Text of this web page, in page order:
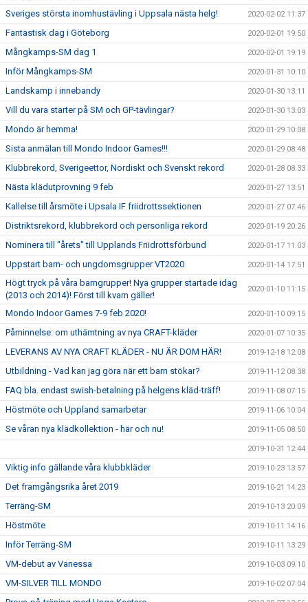
Sveriges största inomhustävling i Uppsala nästa helg! 2020-02-02 11:37
Fantastisk dag i Göteborg 2020-02-01 19:50
Mångkamps-SM dag 1 2020-02-01 19:19
Inför Mångkamps-SM 2020-01-31 10:10
Landskamp i innebandy 2020-01-30 13:11
Vill du vara starter på SM och GP-tävlingar? 2020-01-30 13:03
Mondo är hemma! 2020-01-29 10:08
Sista anmälan till Mondo Indoor Games!!! 2020-01-29 08:48
Klubbrekord, Sverigeettor, Nordiskt och Svenskt rekord 2020-01-28 08:33
Nästa klädutprovning 9 feb 2020-01-27 13:51
Kallelse till årsmöte i Upsala IF friidrottssektionen 2020-01-27 07:46
Distriktsrekord, klubbrekord och personliga rekord 2020-01-19 20:26
Nominera till "årets" till Upplands Friidrottsförbund 2020-01-17 11:03
Uppstart barn- och ungdomsgrupper VT2020 2020-01-14 17:51
Högt tryck på våra barngrupper! Nya grupper startade idag
(2013 och 2014)! Först till kvarn gäller!
2020-01-10 11:15
Mondo Indoor Games 7-9 feb 2020! 2020-01-10 09:15
Påminnelse: om uthämtning av nya CRAFT-kläder 2020-01-07 10:35
LEVERANS AV NYA CRAFT KLÄDER - NU ÄR DOM HÄR! 2019-12-18 12:08
Utbildning - Vad kan jag göra när ett barn stökar? 2019-11-12 08:38
FAQ bla. endast swish-betalning på helgens kläd-träff! 2019-11-08 07:15
Höstmöte och Uppland samarbetar 2019-11-06 10:04
Se våran nya klädkollektion - här och nu! 2019-11-05 08:50
2019-10-31 12:44
Viktig info gällande våra klubbkläder 2019-10-23 13:57
Det framgångsrika året 2019 2019-10-21 14:23
Terräng-SM 2019-10-13 20:09
Höstmöte 2019-10-11 14:16
Inför Terräng-SM 2019-10-11 13:29
VM-debut av Vanessa 2019-10-03 09:10
VM-SILVER TILL MONDO 2019-10-02 07:04